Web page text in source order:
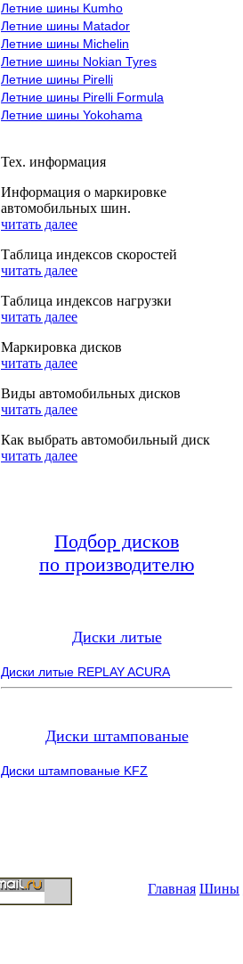
Летние шины Kumho
Летние шины Matador
Летние шины Michelin
Летние шины Nokian Tyres
Летние шины Pirelli
Летние шины Pirelli Formula
Летние шины Yokohama
Тех. информация
Информация о маркировке
автомобильных шин.
читать далее
Таблица индексов скоростей
читать далее
Таблица индексов нагрузки
читать далее
Маркировка дисков
читать далее
Виды автомобильных дисков
читать далее
Как выбрать автомобильный диск
читать далее
Подбор дисков
по производителю
Диски литые
Диски литые REPLAY ACURA
Диски штампованые
Диски штампованые KFZ
Главная Шины